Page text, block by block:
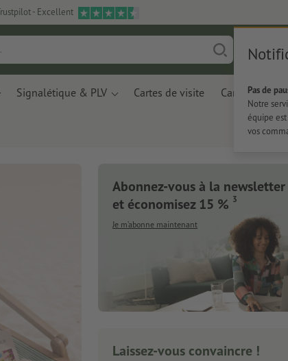
- Excellent
Pas de
Notre
équipe
vos
Signalétique & PLV Cartes de visite Carterie
Abonnez-vous à la newsletter
et économisez 15 % 3
Je m’abonne maintenant
Laissez-vous convaincre !